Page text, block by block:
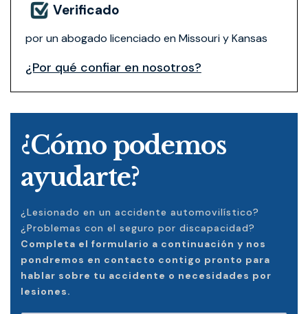
Verificado
por un abogado licenciado en Missouri y Kansas
¿Por qué confiar en nosotros?
¿Cómo podemos
ayudarte?
¿Lesionado en un accidente automovilístico?
¿Problemas con el seguro por discapacidad?
Completa el formulario a continuación y nos
pondremos en contacto contigo pronto para
hablar sobre tu accidente o necesidades por
lesiones.